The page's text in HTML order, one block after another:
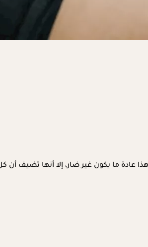
عادة ما يكون غير ضار، إلا أنها تضيف أن